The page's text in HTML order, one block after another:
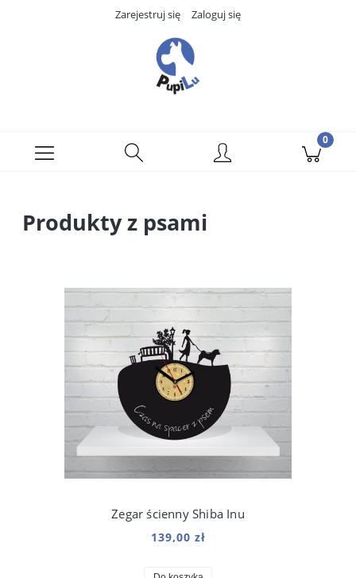
Zarejestruj się Zaloguj się
Produkty z psami
Zegar ścienny Shiba Inu
139,00 zł